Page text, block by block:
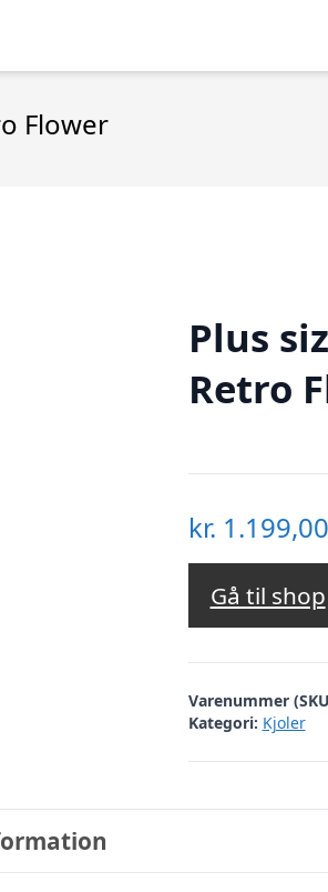
Flower
Plus
Retro
kr. 1.199,00
Gå til shop
Varenummer
Kategori: Kjoler